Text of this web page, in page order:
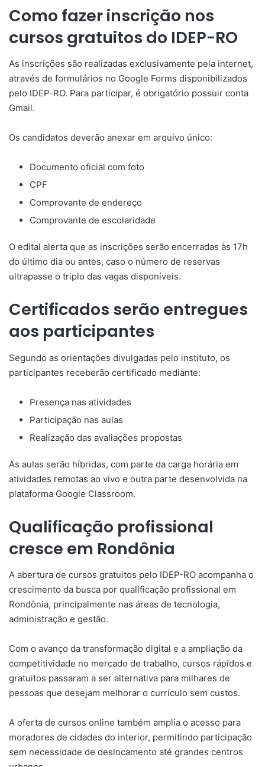
Como fazer inscrição nos
cursos gratuitos do IDEP-RO
As inscrições são realizadas exclusivamente pela internet,
através de formulários no Google Forms disponibilizados
pelo IDEP-RO. Para participar, é obrigatório possuir conta
Gmail.
Os candidatos deverão anexar em arquivo único:
Documento oficial com foto
CPF
Comprovante de endereço
Comprovante de escolaridade
O edital alerta que as inscrições serão encerradas às 17h
do último dia ou antes, caso o número de reservas
ultrapasse o triplo das vagas disponíveis.
Certificados serão entregues
aos participantes
Segundo as orientações divulgadas pelo instituto, os
participantes receberão certificado mediante:
Presença nas atividades
Participação nas aulas
Realização das avaliações propostas
As aulas serão híbridas, com parte da carga horária em
atividades remotas ao vivo e outra parte desenvolvida na
plataforma Google Classroom.
Qualificação profissional
cresce em Rondônia
A abertura de cursos gratuitos pelo IDEP-RO acompanha o
crescimento da busca por qualificação profissional em
Rondônia, principalmente nas áreas de tecnologia,
administração e gestão.
Com o avanço da transformação digital e a ampliação da
competitividade no mercado de trabalho, cursos rápidos e
gratuitos passaram a ser alternativa para milhares de
pessoas que desejam melhorar o currículo sem custos.
A oferta de cursos online também amplia o acesso para
moradores de cidades do interior, permitindo participação
sem necessidade de deslocamento até grandes centros